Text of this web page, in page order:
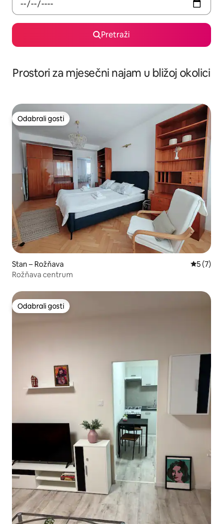
Pretraži
Prostori za mjesečni najam u bližoj okolici
Odabrali gosti
Odabrali gosti
Stan – Rožňava
5 (7)
Rožňava centrum
Odabrali gosti
Odabrali gosti